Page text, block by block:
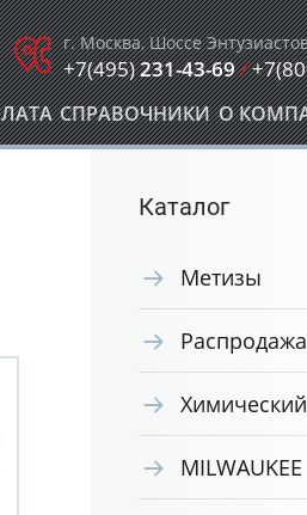
г. Москва, Шоссе
+7(495)231-43-69/
СПРАВОЧНИКИ О
Каталог
Метизы
MILWAUKEE